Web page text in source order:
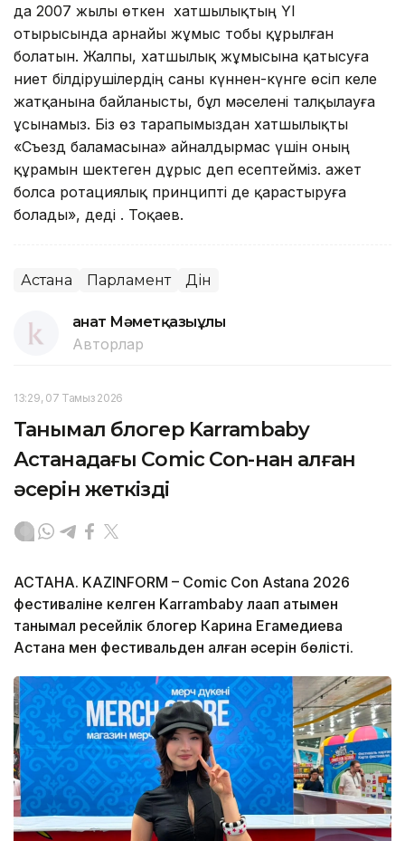
да 2007 жылы өткен хатшылықтың ҮІ
отырысында арнайы жұмыс тобы құрылған
болатын. Жалпы, хатшылық жұмысына қатысуға
ниет білдірушілердің саны күннен-күнге өсіп келе
жатқанына байланысты, бұл мәселені талқылауға
ұсынамыз. Біз өз тарапымыздан хатшылықты
«Съезд баламасына» айналдырмас үшін оның
құрамын шектеген дұрыс деп есептейміз. Қажет
болса ротациялық принципті де қарастыруға
болады», деді Қ. Тоқаев.
Астана Парламент Дін
Қанат Мәметқазыұлы
Авторлар
13:29, 07 Тамыз 2026
Танымал блогер Karrambaby
Астанадағы Comic Con-нан алған
әсерін жеткізді
АСТАНА. KAZINFORM – Comic Con Astana 2026
фестиваліне келген Karrambaby лақап атымен
танымал ресейлік блогер Карина Егамедиева
Астана мен фестивальден алған әсерін бөлісті.